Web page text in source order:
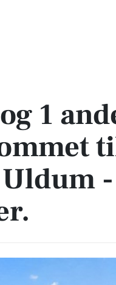
til salg denne uge i Uldum -
1